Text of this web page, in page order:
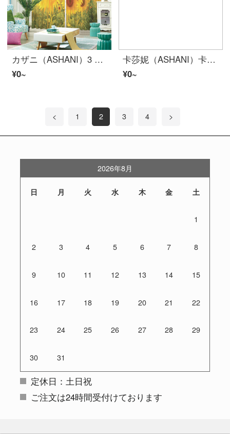
カザニ（ASHANI）3 Dカスタムカーテン布紗日の出ヒマワリ植物寝室のリビングルームの窓の下の窓の半全遮光カーテンの幅5メートルの穴開けカーテン（2.6-2.9メートルの窓に適しています）
¥0~
卡莎妮（ASHANI）卡通森林小动物儿童房窗帘布纱小清新卧室客厅飘窗现代简约可爱风 E0105-兔子 纱-挂钩宽1米价格/要几米拍几件
¥0~
< 1 2 3 4 >
2026年8月
日 月 火 水 木 金 土
1
2 3 4 5 6 7 8
9 10 11 12 13 14 15
16 17 18 19 20 21 22
23 24 25 26 27 28 29
30 31
定休日：土日祝
ご注文は24時間受付けております